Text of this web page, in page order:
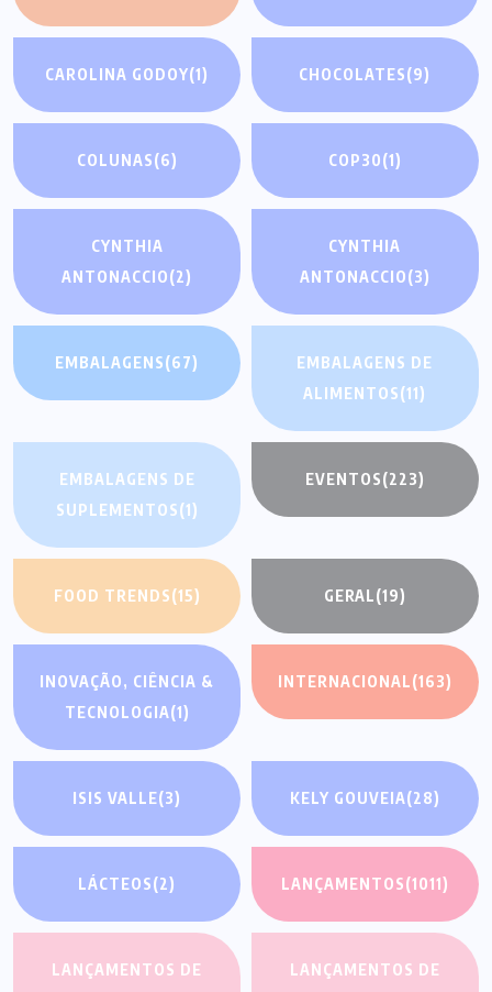
CAROLINA GODOY(1) CHOCOLATES(9)
COLUNAS(6) COP30(1)
CYNTHIA
ANTONACCIO(2)
CYNTHIA
ANTONACCIO(3)
EMBALAGENS(67)
EMBALAGENS DE
ALIMENTOS(11)
EMBALAGENS DE
SUPLEMENTOS(1)
EVENTOS(223)
FOOD TRENDS(15) GERAL(19)
INOVAÇÃO, CIÊNCIA &
TECNOLOGIA(1)
INTERNACIONAL(163)
ISIS VALLE(3) KELY GOUVEIA(28)
LÁCTEOS(2) LANÇAMENTOS(1011)
LANÇAMENTOS DE
LANÇAMENTOS DE